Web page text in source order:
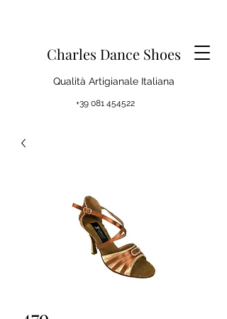
Charles Dance Shoes
Qualità Artigianale Italiana
+39 081 454522